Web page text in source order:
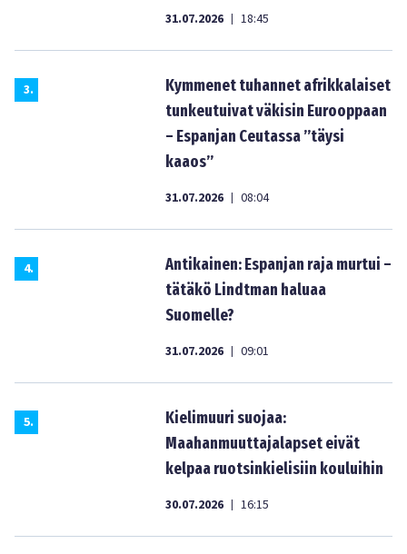
31.07.2026 | 18:45
3.
Kymmenet tuhannet afrikkalaiset
tunkeutuivat väkisin Eurooppaan
– Espanjan Ceutassa ”täysi
kaaos”
31.07.2026 | 08:04
4.
Antikainen: Espanjan raja murtui –
tätäkö Lindtman haluaa
Suomelle?
31.07.2026 | 09:01
5.
Kielimuuri suojaa:
Maahanmuuttajalapset eivät
kelpaa ruotsinkielisiin kouluihin
30.07.2026 | 16:15